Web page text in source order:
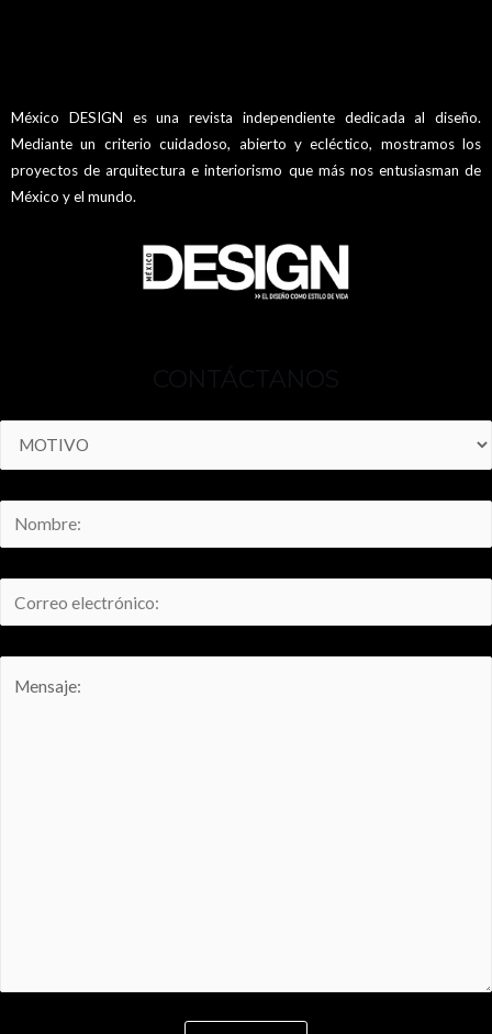
México DESIGN es una revista independiente dedicada al diseño.
Mediante un criterio cuidadoso, abierto y ecléctico, mostramos los
proyectos de arquitectura e interiorismo que más nos entusiasman de
México y el mundo.
CONTÁCTANOS